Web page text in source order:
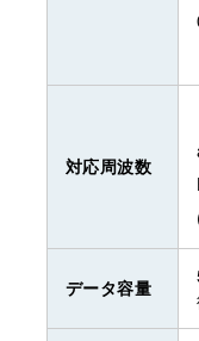
対応周波数
データ容量